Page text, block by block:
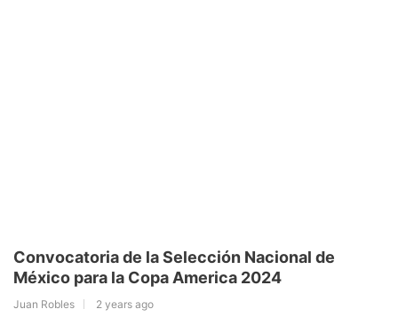
Convocatoria de la Selección Nacional de
México para la Copa America 2024
Juan Robles 2 years ago